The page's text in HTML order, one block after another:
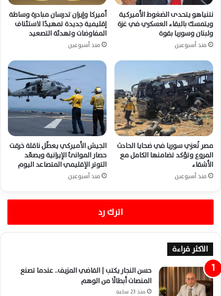
نتنياهو يتحدى الضغوط الأميركية
ويتمسك بالبقاء العسكري في غزة
ولبنان وسوريا بقوة
منذ أسبوعين
أميركا وإيران تدرسان مبادرة وساطة
إقليمية جديدة تمهيدًا لاستئناف
المفاوضات وتهدئة التصعيد
منذ أسبوعين
مصر تُعزي سوريا في ضحايا الحادث
المروع وتؤكد تضامنها الكامل مع
الأشقاء
منذ أسبوعين
الجيش الأميركي يعطّل ناقلة خرقت
حصار الموانئ الإيرانية ويصعّد
التوتر الإقليمي المتصاعد اليوم
منذ أسبوعين
اترك رد
الاكثر قراءة
حسن النجار يكتب | القاضي المزيف.. عندما تصنع
المنصات أبطالًا من الوهم
منذ 23 ساعة